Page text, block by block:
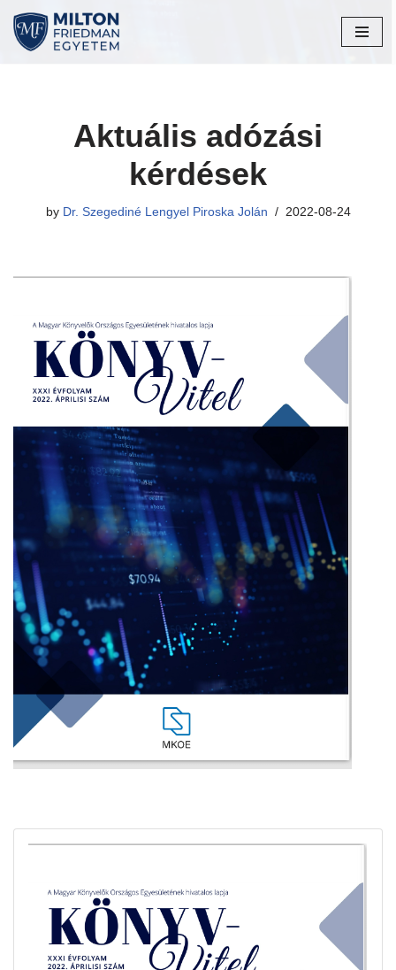
Skip
Aktuális adózási
kérdések
by Dr. Szegediné Lengyel Piroska Jolán 2022-08-24